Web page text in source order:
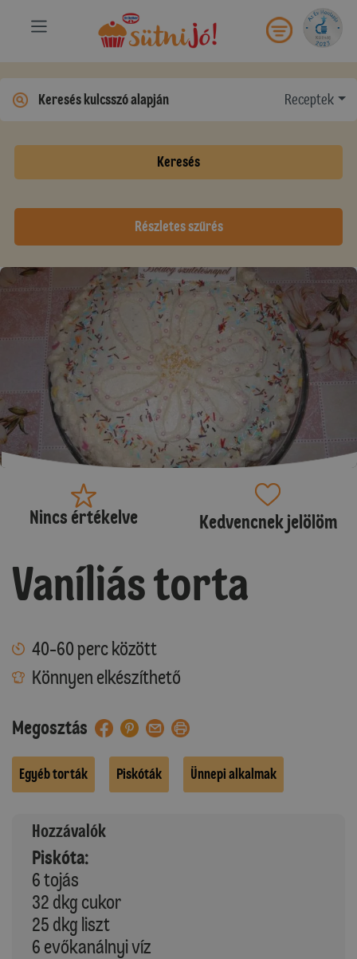
Receptek
Keresés
Részletes szűrés
Nincs értékelve Kedvencnek jelölöm
Vaníliás torta
40-60 perc között
Könnyen elkészíthető
Megosztás
Egyéb torták Piskóták Ünnepi alkalmak
Hozzávalók
Piskóta:
6 tojás
32 dkg cukor
25 dkg liszt
6 evőkanálnyi víz